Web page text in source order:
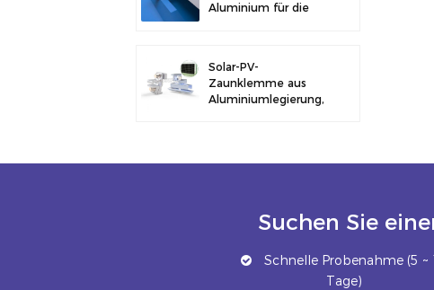
Aluminium für die
Solar-PV-
Zaunklemme aus
Aluminiumlegierung,
Suchen Sie
Schnelle Probenahme (5 ~
Tage)